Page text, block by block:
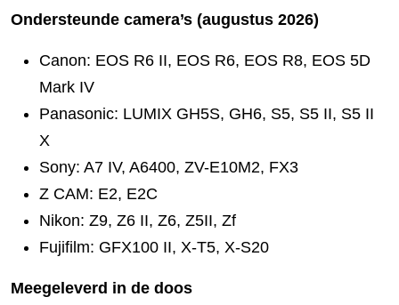
Ondersteunde camera’s (augustus 2026)
Canon: EOS R6 II, EOS R6, EOS R8, EOS 5D
Mark IV
Panasonic: LUMIX GH5S, GH6, S5, S5 II, S5 II
X
Sony: A7 IV, A6400, ZV-E10M2, FX3
Z CAM: E2, E2C
Nikon: Z9, Z6 II, Z6, Z5II, Zf
Fujifilm: GFX100 II, X-T5, X-S20
Meegeleverd in de doos